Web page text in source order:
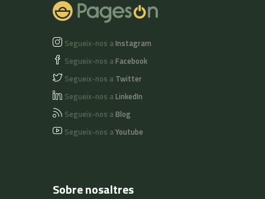
Segueix-nos aInstagram
Segueix-nos aFacebook
Segueix-nos a Twitter
Segueix-nos aLinkedIn
Segueix-nos aBlog
Segueix-nos aYoutube
Sobre nosaltres